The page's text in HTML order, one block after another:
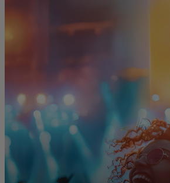
למען העולם
לחדשנים
חדשות ומגמות